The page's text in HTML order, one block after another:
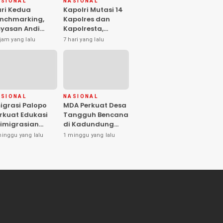
Kedua
Andi
yang lalu
Kapolri Mutasi 14
Kapolres dan
Kapolresta,
Kombes Pol Safi’i
Nafsikin
7 hari yang lalu
Palopo
Edukasi
Sosialisasi
yang lalu
NASIONAL
MDA Perkuat Desa
Tangguh Bencana
di Kadundung
Melalui Program
1 minggu yang lalu